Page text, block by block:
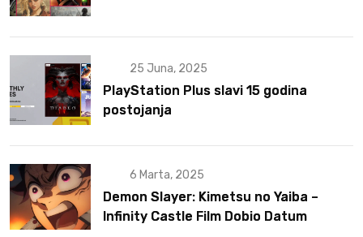
25 Juna, 2025
PlayStation Plus slavi 15 godina
postojanja
6 Marta, 2025
Demon Slayer: Kimetsu no Yaiba –
Infinity Castle Film Dobio Datum